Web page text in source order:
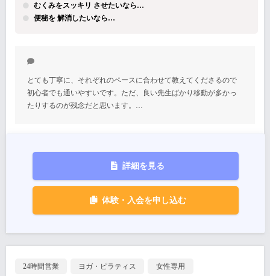
むくみをスッキリ させたいなら…
便秘を 解消したいなら…
とても丁寧に、それぞれのペースに合わせて教えてくださるので
初心者でも通いやすいです。ただ、良い先生ばかり移動が多かっ
たりするのが残念だと思います。…
詳細を見る
体験・入会を申し込む
24時間営業 ヨガ・ピラティス 女性専用